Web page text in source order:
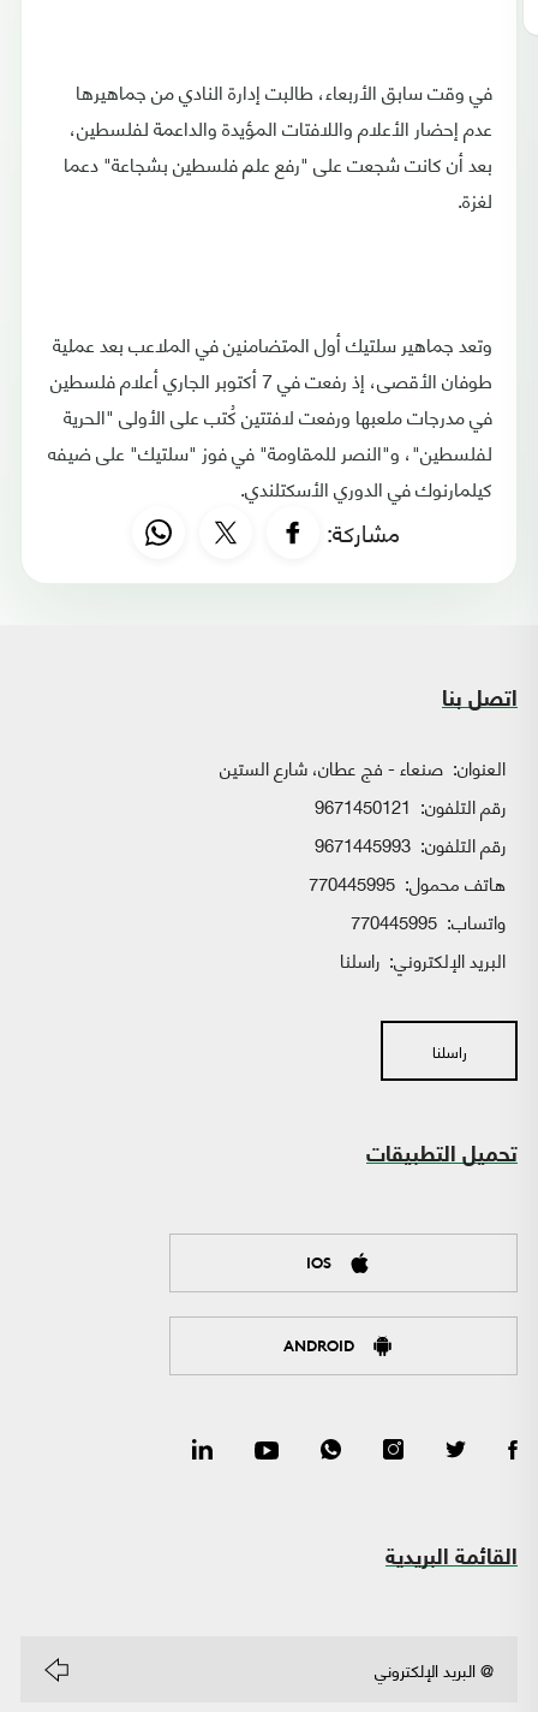
في وقت سابق الأربعاء، طالبت إدارة النادي من جماهيرها
عدم إحضار الأعلام واللافتات المؤيدة والداعمة لفلسطين،
بعد أن كانت شجعت على "رفع علم فلسطين بشجاعة" دعما
لغزة.
وتعد جماهير سلتيك أول المتضامنين في الملاعب بعد عملية
طوفان الأقصى، إذ رفعت في 7 أكتوبر الجاري أعلام فلسطين
في مدرجات ملعبها ورفعت لافتتين كُتب على الأولى "الحرية
لفلسطين"، و"النصر للمقاومة" في فوز "سلتيك" على ضيفه
كيلمارنوك في الدوري الأسكتلندي.
مشاركة:
اتصل بنا
العنوان: صنعاء - فج عطان، شارع الستين
رقم التلفون: 9671450121
رقم التلفون: 9671445993
هاتف محمول: 770445995
واتساب:
البريد الإلكتروني: راسلنا
راسلنا
تحميل التطبيقات
IOS
ANDROID
القائمة البريدية